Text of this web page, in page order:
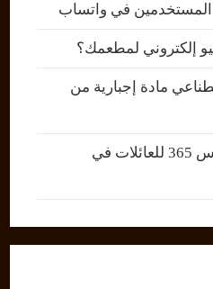
المستخدمين في واتساب
إلكتروني لمطعمك؟
مادة إجبارية من
أفضل عروض تفعيل أوفيس 365 للعائلات في